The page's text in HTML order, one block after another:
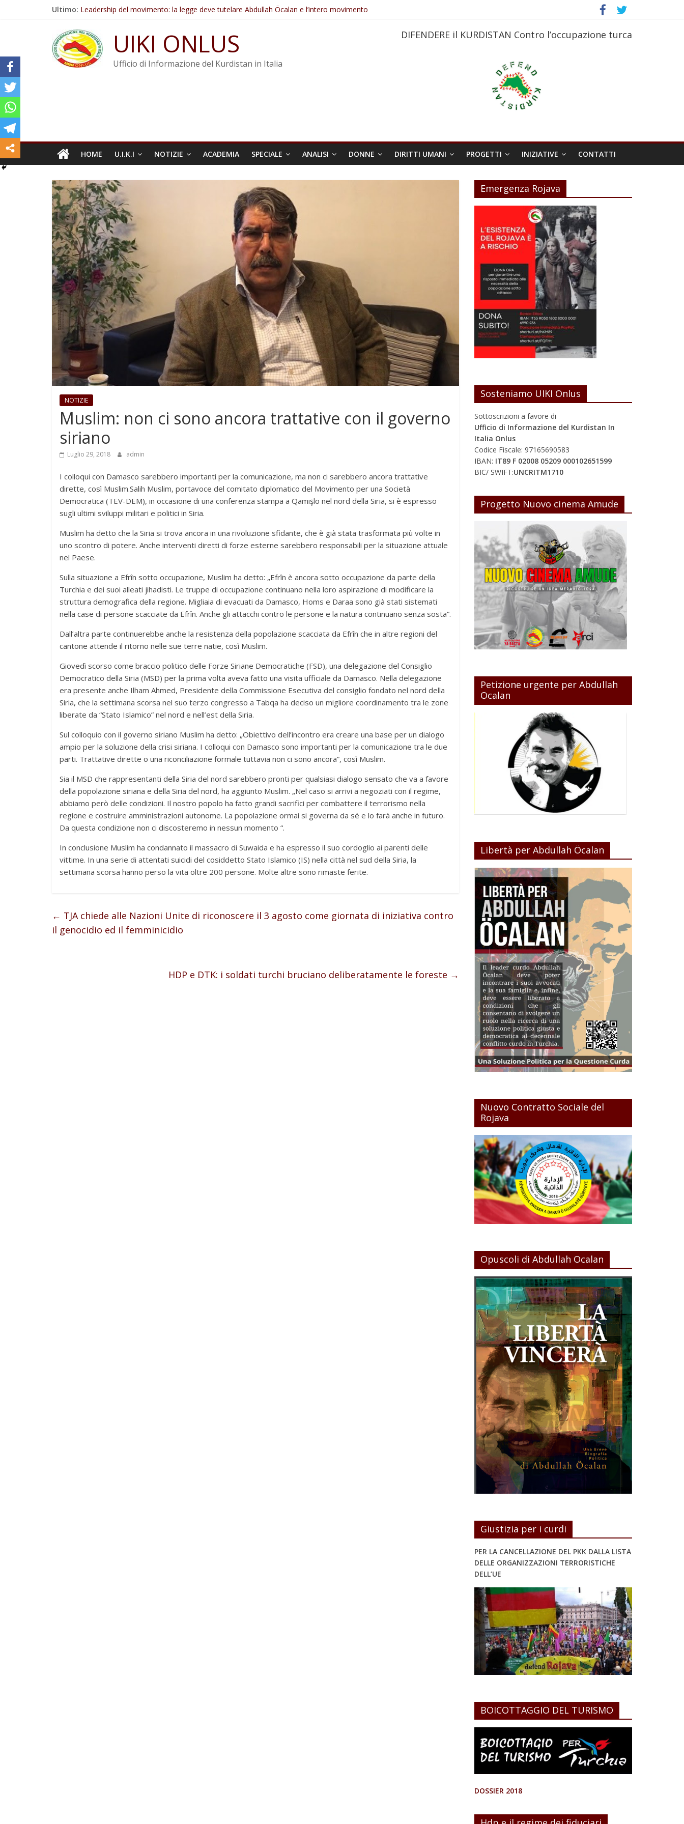
Ultimo: Leadership del movimento: la legge deve tutelare Abdullah Öcalan e l’intero movimento
Non tenere conto della situazione di Rêber Apo ostacolerebbe l’attuazione della legge
Il KNK chiede un’azione internazionale contro i crimini di guerra dell’Iran
Abdullah Öcalan: Le legge negativa deve essere trasformata in legge positiva
UIKI ONLUS
Ufficio di Informazione del Kurdistan in Italia
DIFENDERE il KURDISTAN Contro l’occupazione turca
HOME U.I.K.I NOTIZIE ACADEMIA SPECIALE ANALISI DONNE DIRITTI UMANI PROGETTI INIZIATIVE CONTATTI
NOTIZIE
Muslim: non ci sono ancora trattative con il governo
siriano
Luglio 29, 2018 admin
I colloqui con Damasco sarebbero importanti per la comunicazione, ma non ci sarebbero ancora trattative
dirette, così Muslim.Salih Muslim, portavoce del comitato diplomatico del Movimento per una Società
Democratica (TEV-DEM), in occasione di una conferenza stampa a Qamişlo nel nord della Siria, si è espresso
sugli ultimi sviluppi militari e politici in Siria.
Muslim ha detto che la Siria si trova ancora in una rivoluzione sfidante, che è già stata trasformata più volte in
uno scontro di potere. Anche interventi diretti di forze esterne sarebbero responsabili per la situazione attuale
nel Paese.
Sulla situazione a Efrîn sotto occupazione, Muslim ha detto: „Efrîn è ancora sotto occupazione da parte della
Turchia e dei suoi alleati jihadisti. Le truppe di occupazione continuano nella loro aspirazione di modificare la
struttura demografica della regione. Migliaia di evacuati da Damasco, Homs e Daraa sono già stati sistemati
nella case di persone scacciate da Efrîn. Anche gli attacchi contro le persone e la natura continuano senza sosta“.
Dall’altra parte continuerebbe anche la resistenza della popolazione scacciata da Efrîn che in altre regioni del
cantone attende il ritorno nelle sue terre natie, così Muslim.
Giovedì scorso come braccio politico delle Forze Siriane Democratiche (FSD), una delegazione del Consiglio
Democratico della Siria (MSD) per la prima volta aveva fatto una visita ufficiale da Damasco. Nella delegazione
era presente anche Ilham Ahmed, Presidente della Commissione Esecutiva del consiglio fondato nel nord della
Siria, che la settimana scorsa nel suo terzo congresso a Tabqa ha deciso un migliore coordinamento tra le zone
liberate da “Stato Islamico” nel nord e nell’est della Siria.
Sul colloquio con il governo siriano Muslim ha detto: „Obiettivo dell’incontro era creare una base per un dialogo
ampio per la soluzione della crisi siriana. I colloqui con Damasco sono importanti per la comunicazione tra le due
parti. Trattative dirette o una riconciliazione formale tuttavia non ci sono ancora”, così Muslim.
Sia il MSD che rappresentanti della Siria del nord sarebbero pronti per qualsiasi dialogo sensato che va a favore
della popolazione siriana e della Siria del nord, ha aggiunto Muslim. „Nel caso si arrivi a negoziati con il regime,
abbiamo però delle condizioni. Il nostro popolo ha fatto grandi sacrifici per combattere il terrorismo nella
regione e costruire amministrazioni autonome. La popolazione ormai si governa da sé e lo farà anche in futuro.
Da questa condizione non ci discosteremo in nessun momento “.
In conclusione Muslim ha condannato il massacro di Suwaida e ha espresso il suo cordoglio ai parenti delle
vittime. In una serie di attentati suicidi del cosiddetto Stato Islamico (IS) nella città nel sud della Siria, la
settimana scorsa hanno perso la vita oltre 200 persone. Molte altre sono rimaste ferite.
← TJA chiede alle Nazioni Unite di riconoscere il 3 agosto come giornata di iniziativa contro
il genocidio ed il femminicidio
HDP e DTK: i soldati turchi bruciano deliberatamente le foreste →
Emergenza Rojava
Sosteniamo UIKI Onlus
Sottoscrizioni a favore di
Ufficio di Informazione del Kurdistan In
Italia Onlus
Codice Fiscale: 97165690583
IBAN: IT89 F 02008 05209 000102651599
BIC/ SWIFT:UNCRITM1710
Progetto Nuovo cinema Amude
Petizione urgente per Abdullah
Ocalan
Libertà per Abdullah Öcalan
Nuovo Contratto Sociale del
Rojava
Opuscoli di Abdullah Ocalan
Giustizia per i curdi
PER LA CANCELLAZIONE DEL PKK DALLA LISTA
DELLE ORGANIZZAZIONI TERRORISTICHE
DELL’UE
BOICOTTAGGIO DEL TURISMO
DOSSIER 2018